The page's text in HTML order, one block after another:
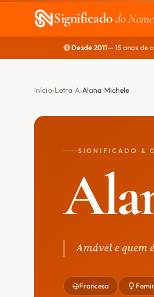
Significadodo Nome
Desde 2011— 15 anos de
Início Letra A Alana Michele
SIGNIFICADO &
Amável e quem
Francesa